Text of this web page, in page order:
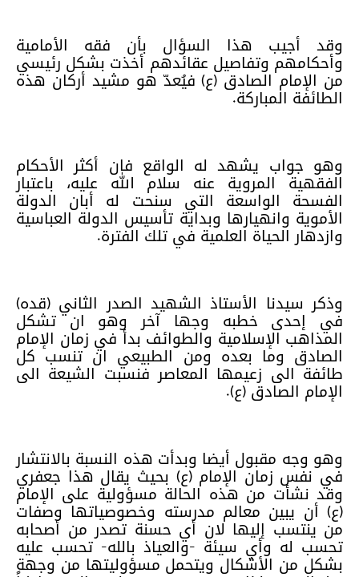
وقد أجيب هذا السؤال بأن فقه الأمامية
وأحكامهم وتفاصيل عقائدهم أخذت بشكل رئيسي
من الإمام الصادق (ع) فيُعدّ هو مشيد أركان هذه
الطائفة المباركة.
وهو جواب يشهد له الواقع فان أكثر الأحكام
الفقهية المروية عنه سلام الله عليه، باعتبار
الفسحة الواسعة التي سنحت له أبان الدولة
الأموية وانهيارها وبداية تأسيس الدولة العباسية
وازدهار الحياة العلمية في تلك الفترة.
وذكر سيدنا الأستاذ الشهيد الصدر الثاني (قده)
في إحدى خطبه وجها آخر وهو ان تشكل
المذاهب الإسلامية والطوائف بدأ في زمان الإمام
الصادق وما بعده ومن الطبيعي ان تنسب كل
طائفة الى زعيمها المعاصر فنسبت الشيعة الى
الإمام الصادق (ع).
وهو وجه مقبول أيضا وبدأت هذه النسبة بالانتشار
في نفس زمان الإمام (ع) بحيث يقال هذا جعفري
وقد نشأت من هذه الحالة مسؤولية على الإمام
(ع) أن يبين معالم مدرسته وخصوصياتها وصفات
من ينتسب إليها لان أي حسنة تصدر من أصحابه
تحسب له وأي سيئة -والعياذ بالله- تحسب عليه
بشكل من الأشكال ويتحمل مسؤوليتها من وجهة